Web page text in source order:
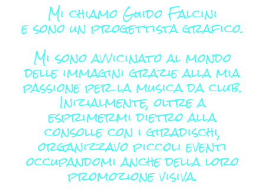
Mi chiamo Guido Falcini
e sono un progettista grafico.
Mi sono avvicinato al mondo
delle immagini grazie alla mia
passione per la musica da club.
Inizialmente, oltre a
esprimermi dietro alla
consolle con i giradischi,
organizzavo piccoli eventi
occupandomi anche della loro
promozione visiva.